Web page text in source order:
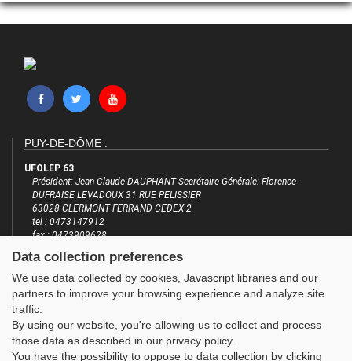
PUY-DE-DÔME :
UFOLEP 63
Président: Jean Claude DAUPHANT Secrétaire Générale: Florence
DUFRAISE LEVADOUX 31 RUE PELISSIER
63028 CLERMONT FERRAND CEDEX 2
tel : 0473147912
fax : 0473909628
http://www.ufolep63.org
INFORMATIONS
Plan du site
FAQ
Mentions légales
LES SITES DE L'UFOLEP
Communication Asso
Inscriptions évènements
Data collection preferences
We use data collected by cookies, Javascript libraries and our
partners to improve your browsing experience and analyze site
traffic.
By using our website, you're allowing us to collect and process
those data as described in our privacy policy.
You have the possibility to oppose to data collection by clicking